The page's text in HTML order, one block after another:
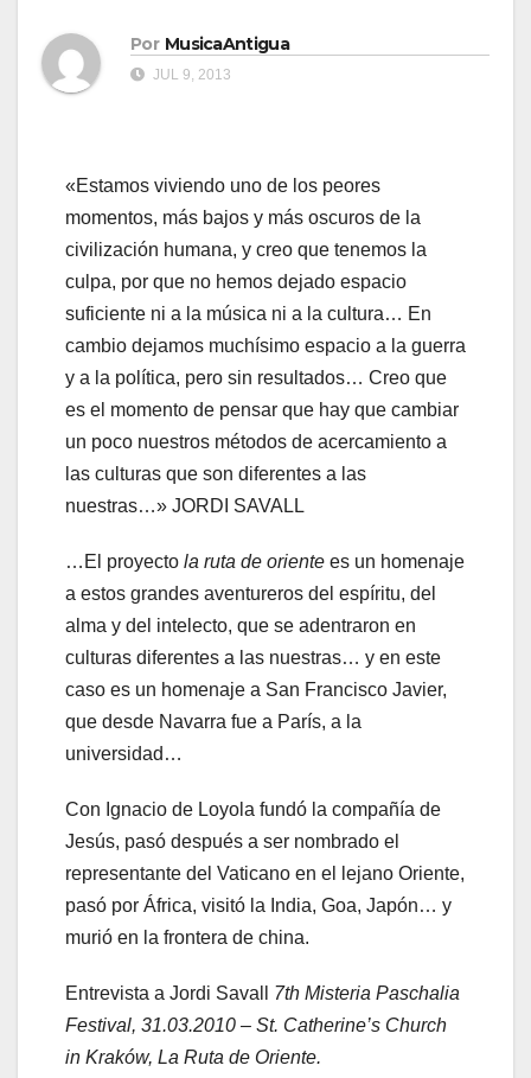
Por MusicaAntigua
JUL 9, 2013
«Estamos viviendo uno de los peores
momentos, más bajos y más oscuros de la
civilización humana, y creo que tenemos la
culpa, por que no hemos dejado espacio
suficiente ni a la música ni a la cultura… En
cambio dejamos muchísimo espacio a la guerra
y a la política, pero sin resultados… Creo que
es el momento de pensar que hay que cambiar
un poco nuestros métodos de acercamiento a
las culturas que son diferentes a las
nuestras…» JORDI SAVALL
…El proyecto la ruta de oriente es un homenaje
a estos grandes aventureros del espíritu, del
alma y del intelecto, que se adentraron en
culturas diferentes a las nuestras… y en este
caso es un homenaje a San Francisco Javier,
que desde Navarra fue a París, a la
universidad…
Con Ignacio de Loyola fundó la compañía de
Jesús, pasó después a ser nombrado el
representante del Vaticano en el lejano Oriente,
pasó por África, visitó la India, Goa, Japón… y
murió en la frontera de china.
Entrevista a Jordi Savall 7th Misteria Paschalia
Festival, 31.03.2010 – St. Catherine’s Church
in Kraków, La Ruta de Oriente.